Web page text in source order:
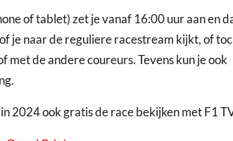
of tablet) zet je vanaf 16:00 uur aan en
je naar de reguliere racestream kijkt, of
met de andere coureurs. Tevens kun je ook
2024 ook gratis de race bekijken met F1